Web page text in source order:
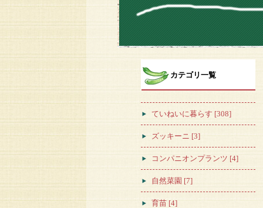
カテゴリ一覧
ていねいに暮らす [308]
ズッキーニ [3]
コンパニオンプランツ [4]
自然菜園 [7]
育苗 [4]